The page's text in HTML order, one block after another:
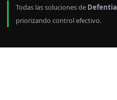
Todas las soluciones de Defentia
priorizando control efectivo.